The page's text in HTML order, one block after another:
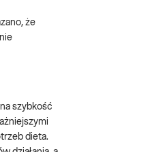
że
szybkość
dieta.